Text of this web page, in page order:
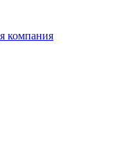
компания